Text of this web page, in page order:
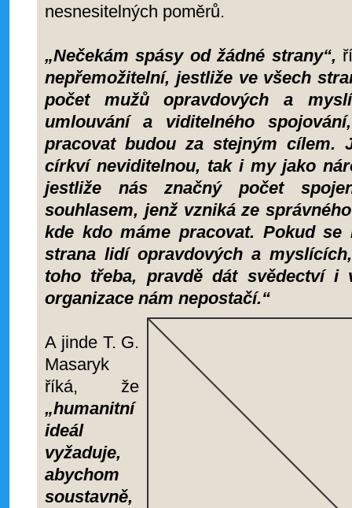
nesnesitelných poměrů.
„Nečekám spásy od žádné strany“,
nepřemožitelní, jestliže ve všech
počet mužů opravdových a
umlouvání a viditelného
pracovat budou za stejným cílem.
církví neviditelnou, tak i my jako
jestliže nás značný počet
souhlasem, jenž vzniká ze
kde kdo máme pracovat. Pokud se
strana lidí opravdových a
toho třeba, pravdě dát svědectví i
organizace nám nepostačí.“
A jinde T. G.
Masaryk
říká, že
„humanitní
ideál
vyžaduje,
abychom
soustavně,